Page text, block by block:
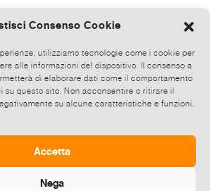
Consenso Cookie
utilizziamo tecnologie come i cookie per
alle informazioni del dispositivo. Il consenso a
di elaborare dati come il comportamento
su questo sito. Non acconsentire o ritirare il
su alcune caratteristiche e funzioni.
Accetta
Nega
Piazza Campo Marzio 42 -
alle ore 17.30 obbligo di giacca
consentito entro le 17.00, fino
ore 11.00 alle ore 19.30 (ultimo